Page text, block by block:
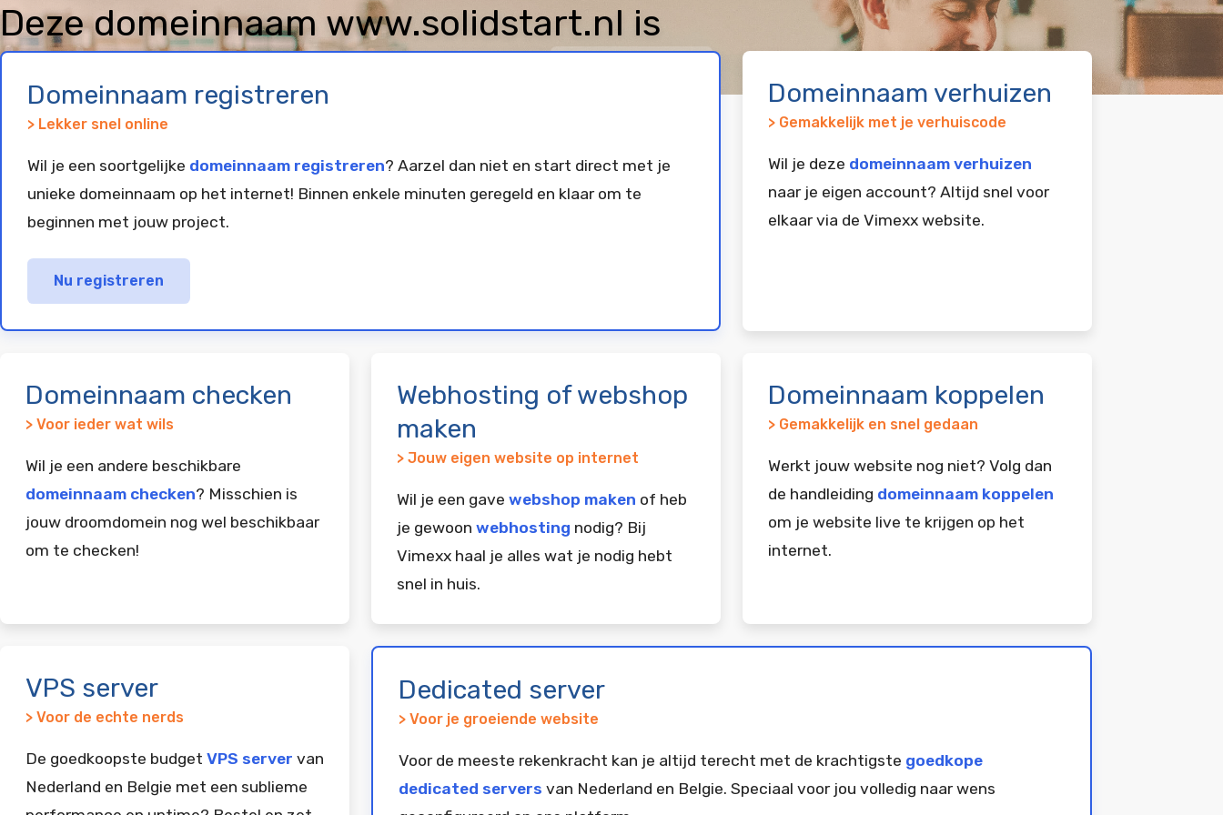
Deze domeinnaam www.solidstart.nl is
geregistreerd en geparkeerd bij
Domeinnaam registreren
> Lekker snel online
Wil je een soortgelijke domeinnaam registreren? Aarzel dan niet en start direct met je
unieke domeinnaam op het internet! Binnen enkele minuten geregeld en klaar om te
beginnen met jouw project.
Nu registreren
Domeinnaam verhuizen
> Gemakkelijk met je verhuiscode
Wil je deze domeinnaam verhuizen
naar je eigen account? Altijd snel voor
elkaar via de Vimexx website.
Domeinnaam checken
> Voor ieder wat wils
Wil je een andere beschikbare
domeinnaam checken? Misschien is
jouw droomdomein nog wel beschikbaar
om te checken!
Webhosting of webshop
maken
> Jouw eigen website op internet
Wil je een gave webshop maken of heb
je gewoon webhosting nodig? Bij
Vimexx haal je alles wat je nodig hebt
snel in huis.
Domeinnaam koppelen
> Gemakkelijk en snel gedaan
Werkt jouw website nog niet? Volg dan
de handleiding domeinnaam koppelen
om je website live te krijgen op het
internet.
VPS server
> Voor de echte nerds
De goedkoopste budget VPS server van
Nederland en Belgie met een sublieme
Dedicated server
> Voor je groeiende website
Voor de meeste rekenkracht kan je altijd terecht met de krachtigste goedkope
dedicated servers van Nederland en Belgie. Speciaal voor jou volledig naar wens